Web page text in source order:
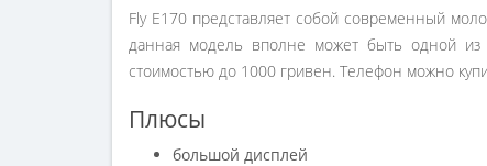
Fly E170 представляет собой современный
данная модель вполне может быть одной
стоимостью до 1000 гривен. Телефон можно
Плюсы
большой дисплей